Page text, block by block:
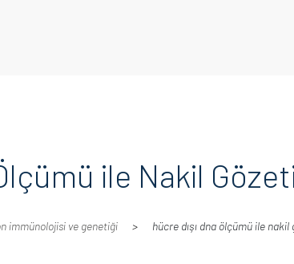
ile Nakil
i̇mmünolojisi ve genetiği hücre dışı dna ölçümü ile